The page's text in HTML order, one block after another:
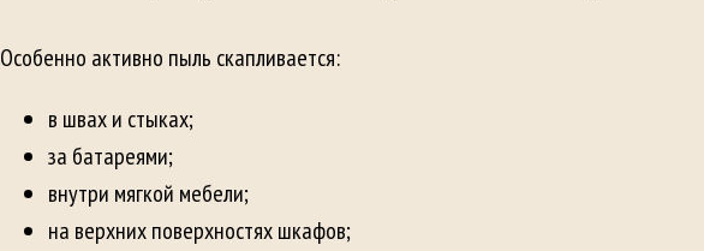
Особенно активно пыль скапливается:
в швах и стыках;
за батареями;
внутри мягкой мебели;
на верхних поверхностях шкафов;